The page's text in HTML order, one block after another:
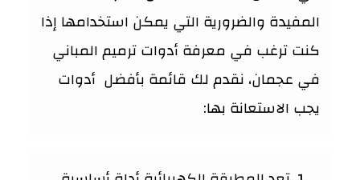
المفيدة والضرورية التي يمكن استخدامها إذا
كنت ترغب في معرفة أدوات ترميم المباني
في عجمان، نقدم لك قائمة بأفضل أدوات
يجب الاستعانة بها: